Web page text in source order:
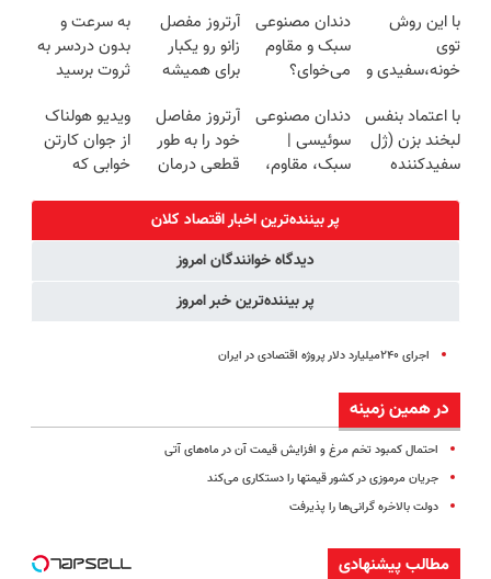
روزه ساخت!
سبک و مقاوم |
پرداخت قسطی
کننده خانگی
شوید◂پرسش‌نامه
با این روش
توی
خونه،سفیدی و
برگردون
(40%off)
دندان مصنوعی
سبک و مقاوم
می‌خوای؟
اقساطی هم
داریم!😍 | 📍
تهران
آرتروز مفصل
زانو رو یکبار
برای همیشه
◗پرسش‌نامه◖
به سرعت و
بدون دردسر به
ثروت برسید
رایگان
پولسازی)
با اعتماد بنفس
لبخند بزن (ژل
سفیدکننده
دندان مصنوعی
سوئیسی |
سبک، مقاوم،
رایگان+پرداخت
اقساطی😍
آرتروز مفاصل
خود را به طور
قطعی درمان
◗پرسش‌نامه◖
ویدیو هولناک
از جوان کارتن
خوابی که
پر بیننده‌ترین اخبار اقتصاد كلان
دیدگاه خوانندگان امروز
پر بیننده‌ترین خبر امروز
اجرای ۲۴۰میلیارد دلار پروژه اقتصادی در ایران
در همین زمینه
احتمال کمبود تخم مرغ و افزایش قیمت آن در ماه‌های آتی
جریان مرموزی در کشور قیمت‎ها را دستکاری می‌کند
دولت بالاخره گرانی‌ها را پذیرفت
مطالب پیشنهادی